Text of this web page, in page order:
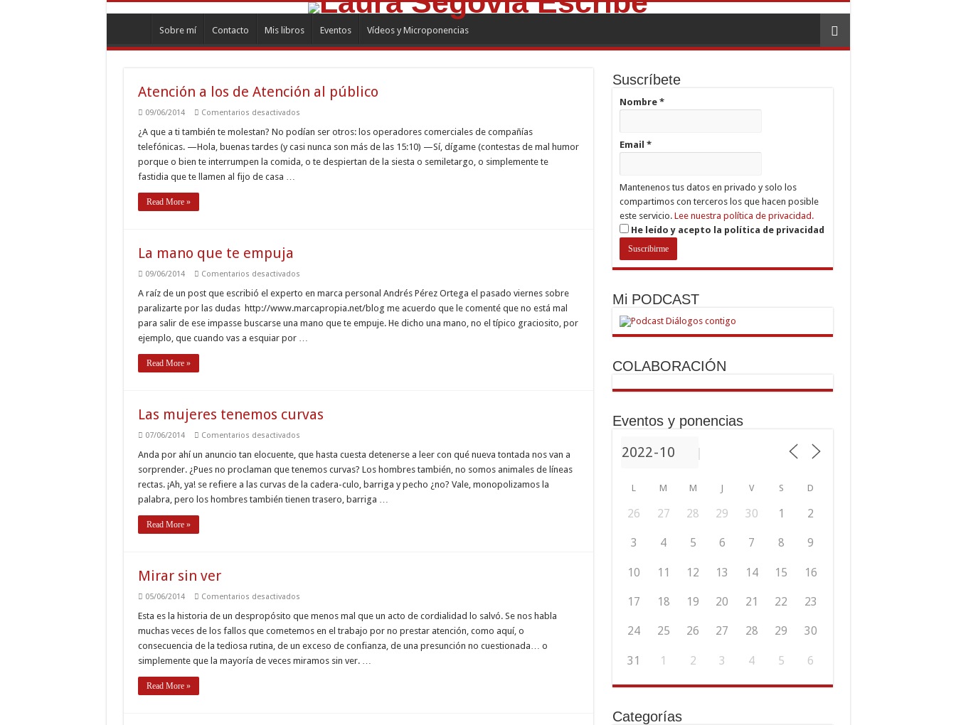
Sobre mí Contacto Mis libros Eventos Vídeos y Microponencias
Atención a los de Atención al público
09/06/2014 Comentarios desactivadosen
a
de
Atención
al
¿A que a ti también te molestan? No podían ser otros: los operadores comerciales de compañías
telefónicas. —Hola, buenas tardes (y casi nunca son más de las 15:10) —Sí, dígame (contestas de mal humor
porque o bien te interrumpen la comida, o te despiertan de la siesta o semiletargo, o simplemente te
fastidia que te llamen al fijo de casa …
Read More »
La mano que te empuja
09/06/2014 Comentarios desactivadosen
mano
te
empuja
A raíz de un post que escribió el experto en marca personal Andrés Pérez Ortega el pasado viernes sobre
paralizarte por las dudas http://www.marcapropia.net/blog me acuerdo que le comenté que no está mal
para salir de ese impasse buscarse una mano que te empuje. He dicho una mano, no el típico graciosito, por
ejemplo, que cuando vas a esquiar por …
Read More »
Las mujeres tenemos curvas
07/06/2014 Comentarios desactivadosen
mujeres
tenemos
curvas
Anda por ahí un anuncio tan elocuente, que hasta cuesta detenerse a leer con qué nueva tontada nos van a
sorprender. ¿Pues no proclaman que tenemos curvas? Los hombres también, no somos animales de líneas
rectas. ¡Ah, ya! se refiere a las curvas de la cadera-culo, barriga y pecho ¿no? Vale, monopolizamos la
palabra, pero los hombres también tienen trasero, barriga …
Read More »
Mirar sin ver
05/06/2014 Comentarios desactivadosen
sin
Esta es la historia de un despropósito que menos mal que un acto de cordialidad lo salvó. Se nos habla
muchas veces de los fallos que cometemos en el trabajo por no prestar atención, como aquí, o
consecuencia de la tediosa rutina, de un exceso de confianza, de una presunción no cuestionada… o
simplemente que la mayoría de veces miramos sin ver. …
Read More »
Suscríbete
Nombre *
Email *
Mantenenos tus datos en privado y solo los
compartimos con terceros los que hacen posible
este servicio. Lee nuestra política de privacidad.
He leído y acepto la política de privacidad
Mi PODCAST
COLABORACIÓN
Eventos y ponencias
L M M J V S D
26 27 28 29 30 1 2
3 4 5 6 7 8 9
10 11 12 13 14 15 16
17 18 19 20 21 22 23
24 25 26 27 28 29 30
31 1 2 3 4 5 6
Categorías